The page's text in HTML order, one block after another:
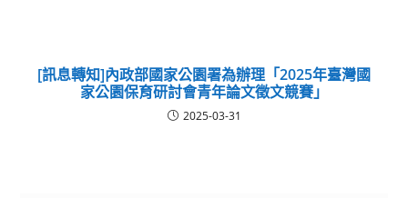
[訊息轉知]內政部國家公園署為辦理「2025年臺灣國
家公園保育研討會青年論文徵文競賽」
2025-03-31